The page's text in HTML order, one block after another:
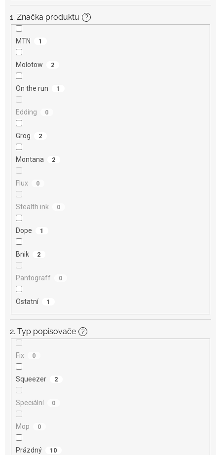
1. Značka produktu ?
MTN 1
Molotow 2
On the run 1
Edding 0
Grog 2
Montana 2
Flux 0
Stealth ink 0
Dope 1
Bnik 2
Pantograff 0
Ostatní 1
2. Typ popisovače ?
Fix 0
Squeezer 2
Speciální 0
Mop 0
Prázdný 10